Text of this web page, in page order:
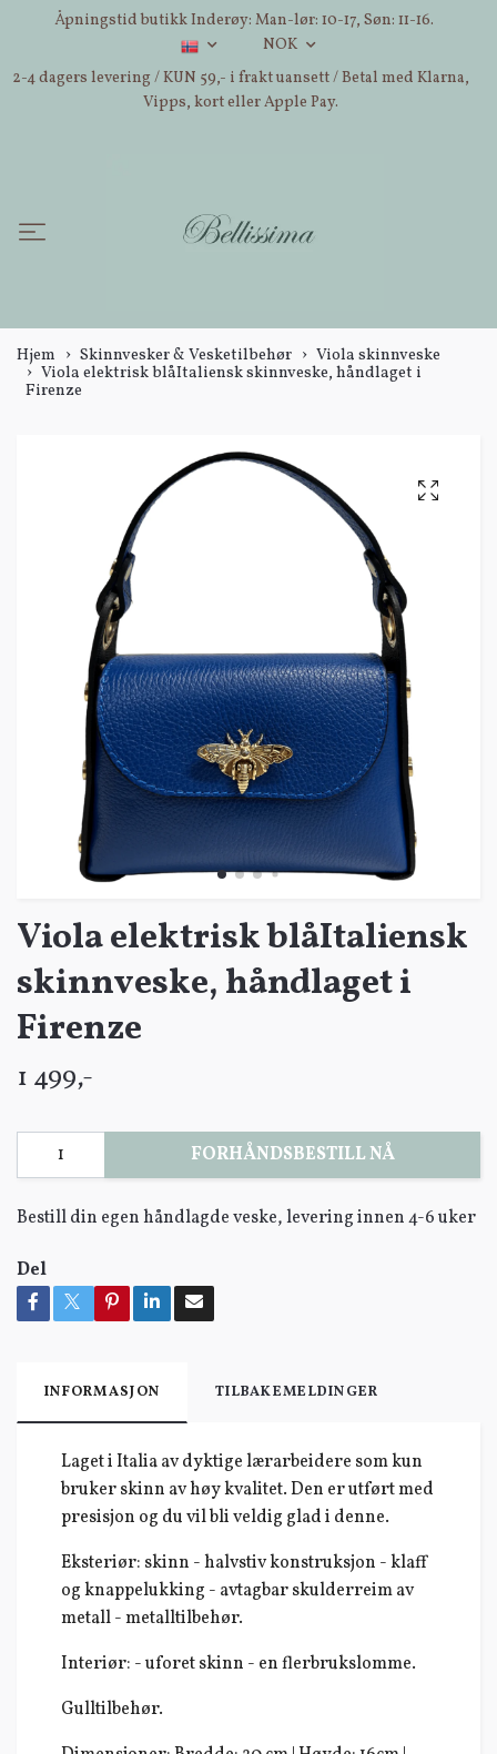
Åpningstid butikk Inderøy: Man-lør: 10-17, Søn: 11-16.
NOK
2-4 dagers levering / KUN 59,- i frakt uansett / Betal med Klarna,
Vipps, kort eller Apple Pay.
Hjem Skinnvesker & Vesketilbehør
Viola skinnveske
Viola elektrisk blåItaliensk skinnveske, håndlaget i
Firenze
Viola elektrisk blåItaliensk
skinnveske, håndlaget i
Firenze
1 499,-
FORHÅNDSBESTILL NÅ
Bestill din egen håndlagde veske, levering innen 4-6 uker
Del
INFORMASJON TILBAKEMELDINGER
Laget i Italia av dyktige lærarbeidere som kun
bruker skinn av høy kvalitet. Den er utført med
presisjon og du vil bli veldig glad i denne.
Eksteriør: skinn - halvstiv konstruksjon - klaff
og knappelukking - avtagbar skulderreim av
metall - metalltilbehør.
Interiør: - uforet skinn - en flerbrukslomme.
Gulltilbehør.